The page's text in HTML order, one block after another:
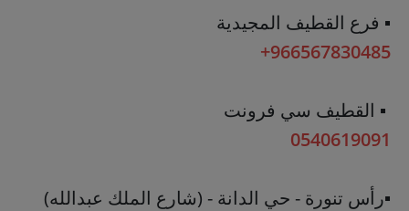
▪️ فرع القطيف المجيدية
+966567830485
▪️ القطيف سي فرونت‎
0540619091
▪️رأس تنورة - حي الدانة - (شارع الملك عبدالله)